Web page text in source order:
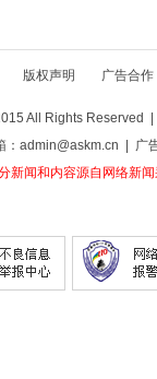
版权声明 广告合作
All Rights Reserved
：admin@askm.cn | 广
新闻和内容源自网络新